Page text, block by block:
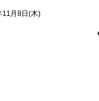
11月8日(木)